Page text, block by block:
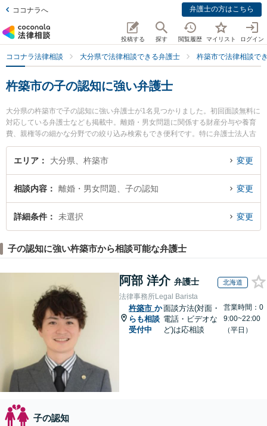
ココナラへ 弁護士の方はこちら
投稿する 探す 閲覧履歴 マイリスト ログイン
ココナラ法律相談 大分県で法律相談できる弁護士 杵築市で法律相談で
杵築市の子の認知に強い弁護士
大分県の杵築市で子の認知に強い弁護士が1名見つかりました。初回面談無料に
対応している弁護士なども掲載中。離婚・男女問題に関係する財産分与や養育
費、親権等の細かな分野での絞り込み検索もでき便利です。特に弁護士法人古
庄総合法律事務所の森若 利幸弁護士のプロフィール情報や弁護士費用、強みな
どが注目されています。『杵築市で土日や夜間に発生した子の認知のトラブル
の弁護士に相談予約したい』などでお困りの相談者さんにおすすめです。
エリア 大分県、杵築市 変更
相談内容 離婚・男女問題、子の認知 変更
詳細条件 未選択 変更
子の認知に強い杵築市から相談可能な弁護士
阿部 洋介 弁護士 北海道
法律事務所Legal Barista
杵築市 か
らも相談
受付中
面談方法(対面・
電話・ビデオな
ど)は応相談
営業時間：0
9:00~22:00
（平日）
子の認知